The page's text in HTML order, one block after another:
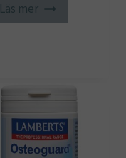
Läs mer